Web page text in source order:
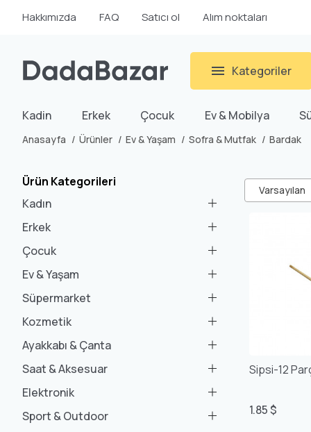
Hakkımızda FAQ Satıcı ol Alım noktaları
Kategoriler
Kadin Erkek Çocuk Ev & Mobilya
Anasayfa Ürünler Ev & Yaşam Sofra & Mutfak Bardak
Ürün Kategorileri
Kadın
Erkek
Çocuk
Ev & Yaşam
Süpermarket
Kozmetik
Ayakkabı & Çanta
Saat & Aksesuar
Elektronik
Sport & Outdoor
Varsayılan
Sipsi-12
1.85 $